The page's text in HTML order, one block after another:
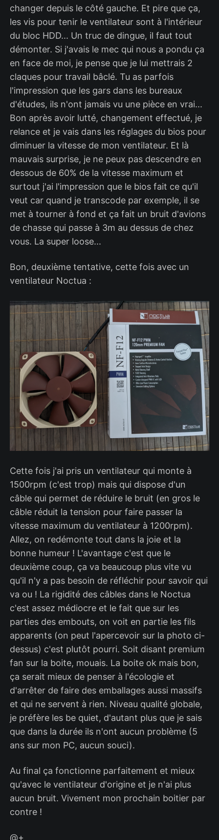
changer depuis le côté gauche. Et pire que ça,
les vis pour tenir le ventilateur sont à l'intérieur
du bloc HDD... Un truc de dingue, il faut tout
démonter. Si j'avais le mec qui nous a pondu ça
en face de moi, je pense que je lui mettrais 2
claques pour travail bâclé. Tu as parfois
l'impression que les gars dans les bureaux
d'études, ils n'ont jamais vu une pièce en vrai...
Bon après avoir lutté, changement effectué, je
relance et je vais dans les réglages du bios pour
diminuer la vitesse de mon ventilateur. Et là
mauvais surprise, je ne peux pas descendre en
dessous de 60% de la vitesse maximum et
surtout j'ai l'impression que le bios fait ce qu'il
veut car quand je transcode par exemple, il se
met à tourner à fond et ça fait un bruit d'avions
de chasse qui passe à 3m au dessus de chez
vous. La super loose...
Bon, deuxième tentative, cette fois avec un
ventilateur Noctua :
Cette fois j'ai pris un ventilateur qui monte à
1500rpm (c'est trop) mais qui dispose d'un
câble qui permet de réduire le bruit (en gros le
câble réduit la tension pour faire passer la
vitesse maximum du ventilateur à 1200rpm).
Allez, on redémonte tout dans la joie et la
bonne humeur ! L'avantage c'est que le
deuxième coup, ça va beaucoup plus vite vu
qu'il n'y a pas besoin de réfléchir pour savoir qui
va ou ! La rigidité des câbles dans le Noctua
c'est assez médiocre et le fait que sur les
parties des embouts, on voit en partie les fils
apparents (on peut l'apercevoir sur la photo ci-
dessus) c'est plutôt pourri. Soit disant premium
fan sur la boite, mouais. La boite ok mais bon,
ça serait mieux de penser à l'écologie et
d'arrêter de faire des emballages aussi massifs
et qui ne servent à rien. Niveau qualité globale,
je préfère les be quiet, d'autant plus que je sais
que dans la durée ils n'ont aucun problème (5
ans sur mon PC, aucun souci).
Au final ça fonctionne parfaitement et mieux
qu'avec le ventilateur d'origine et je n'ai plus
aucun bruit. Vivement mon prochain boitier par
contre !
@+